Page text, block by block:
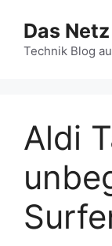
Inhalt
springen
Das
Technik Blog
Aldi